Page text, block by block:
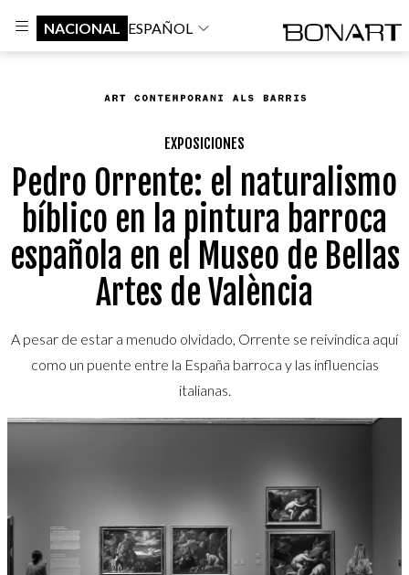
NACIONAL ESPAÑOL
EXPOSICIONES
Pedro Orrente: el naturalismo
bíblico en la pintura barroca
española en el Museo de Bellas
Artes de València
A pesar de estar a menudo olvidado, Orrente se reivindica aquí
como un puente entre la España barroca y las influencias
italianas.